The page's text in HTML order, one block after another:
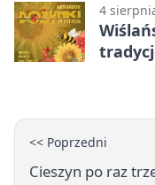
4
<< Poprzedni
Cieszyn po raz